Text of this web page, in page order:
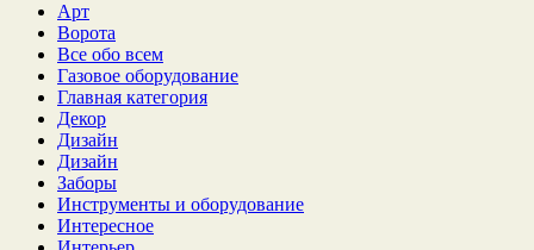
Арт
Ворота
Все обо всем
Газовое оборудование
Главная категория
Декор
Дизайн
Дизайн
Заборы
Инструменты и оборудование
Интересное